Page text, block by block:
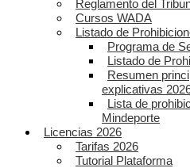
Reglamento del
Cursos WADA
Listado de
Programa de
Listado de
Resumen
explicativas
Lista de
Mindeporte
Licencias 2026
Tarifas 2026
Tutorial Plataforma